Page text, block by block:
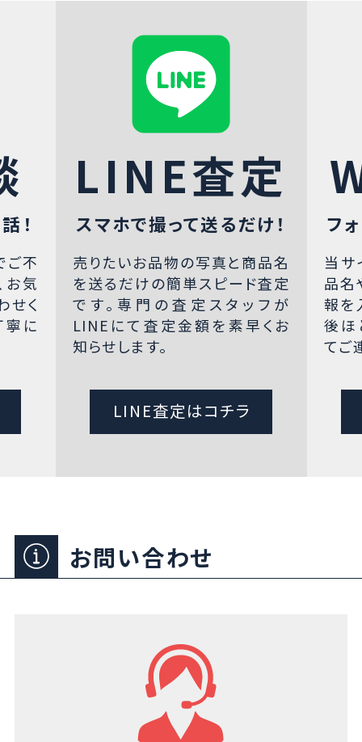
！
ご不
お気
せく
寧に
LINE査定
スマホで撮って送るだけ！
売りたいお品物の写真と商品名
を送るだけの簡単スピード査定
です。専門の査定スタッフが
LINEにて査定金額を素早くお
知らせします。
LINE査定はコチラ
フ
当サ
品名
報を
後ほ
てご
お問い合わせ